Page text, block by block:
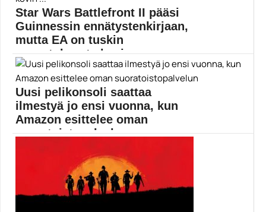
Star Wars Battlefront II pääsi
Guinnessin ennätystenkirjaan,
mutta EA on tuskin
saavutuksesta kovin ...
Star Wars Battlefront II:n mikromaksuja ympäröi
julkaisun aikaan...
EA
Uusi pelikonsoli saattaa
ilmestyä jo ensi vuonna, kun
Amazon esittelee oman
suoratoistopalvelun
Amazon kaavailee julkaisevansa oman pelikonsolin,